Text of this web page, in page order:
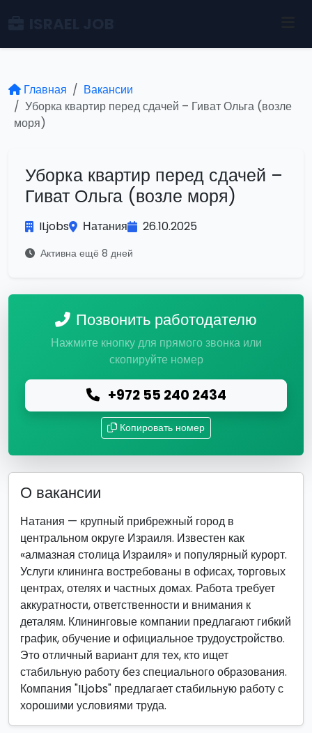
Главная
Вакансии
Уборка квартир перед сдачей – Гиват Ольга (возле
моря)
Уборка квартир перед сдачей –
Гиват Ольга (возле моря)
ILjobs Натания 26.10.2025
Активна ещё 8 дней
Позвонить работодателю
Нажмите кнопку для прямого звонка или
скопируйте номер
+972 55 240 2434
Копировать номер
О вакансии
Натания — крупный прибрежный город в
центральном округе Израиля. Известен как
«алмазная столица Израиля» и популярный курорт.
Услуги клининга востребованы в офисах, торговых
центрах, отелях и частных домах. Работа требует
аккуратности, ответственности и внимания к
деталям. Клининговые компании предлагают гибкий
график, обучение и официальное трудоустройство.
Это отличный вариант для тех, кто ищет
стабильную работу без специального образования.
Компания "ILjobs" предлагает стабильную работу с
хорошими условиями труда.